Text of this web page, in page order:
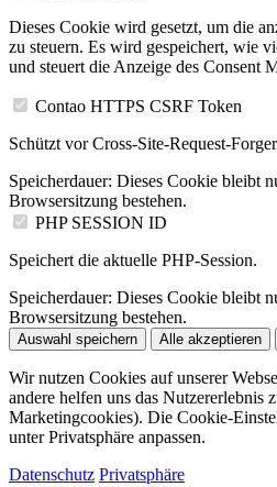
Dieses Cookie wird gesetzt, um die
zu steuern. Es wird gespeichert, wie
und steuert die Anzeige des Consent
Contao HTTPS CSRF Token
Schützt vor Cross-Site-Request-
Speicherdauer: Dieses Cookie bleibt
Browsersitzung bestehen.
PHP SESSION ID
Speichert die aktuelle PHP-Session.
Speicherdauer: Dieses Cookie bleibt
Browsersitzung bestehen.
Auswahl speichern Alle akzeptieren
Wir nutzen Cookies auf unserer
andere helfen uns das Nutzererlebnis
Marketingcookies). Die Cookie-
unter Privatsphäre anpassen.
Datenschutz Privatsphäre